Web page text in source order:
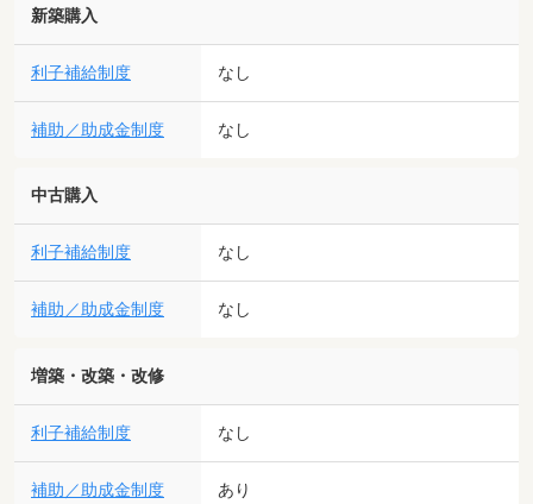
新築購入
利子補給制度 なし
補助／助成金制度 なし
中古購入
利子補給制度 なし
補助／助成金制度 なし
増築・改築・改修
利子補給制度 なし
補助／助成金制度 あり